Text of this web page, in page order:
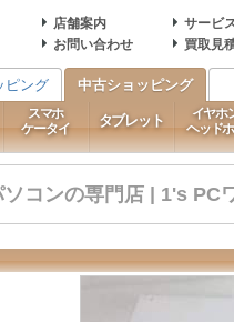
店舗案内 サービ
お問い合わせ 買取見
ピング 中古ショッピング
スマホ
ケータイ
タブレット
イヤホ
ヘッド
コンの専門店 | 1's PC